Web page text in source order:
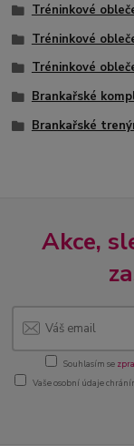
Tréninkové
Tréninkové
Tréninkové
Brankařské
Brankařské
Akce,
Souhlasím se
Vaše osobní údaje